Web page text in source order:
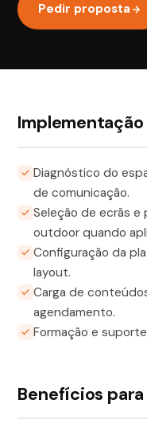
Pedir proposta
Diagnóstico do
de comunicação.
Seleção de ecrãs
outdoor quando
Configuração da
layout.
Carga de
agendamento.
Formação e
Benefícios